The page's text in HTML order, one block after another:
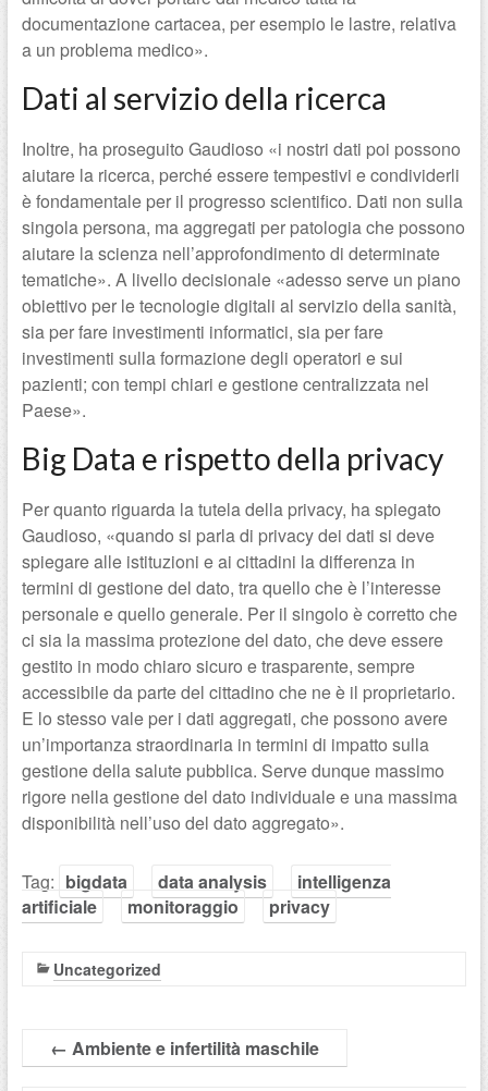
documentazione cartacea, per esempio le lastre, relativa
a un problema medico».
Dati al servizio della ricerca
Inoltre, ha proseguito Gaudioso «i nostri dati poi possono
aiutare la ricerca, perché essere tempestivi e condividerli
è fondamentale per il progresso scientifico. Dati non sulla
singola persona, ma aggregati per patologia che possono
aiutare la scienza nell’approfondimento di determinate
tematiche». A livello decisionale «adesso serve un piano
obiettivo per le tecnologie digitali al servizio della sanità,
sia per fare investimenti informatici, sia per fare
investimenti sulla formazione degli operatori e sui
pazienti; con tempi chiari e gestione centralizzata nel
Paese».
Big Data e rispetto della privacy
Per quanto riguarda la tutela della privacy, ha spiegato
Gaudioso, «quando si parla di privacy dei dati si deve
spiegare alle istituzioni e ai cittadini la differenza in
termini di gestione del dato, tra quello che è l’interesse
personale e quello generale. Per il singolo è corretto che
ci sia la massima protezione del dato, che deve essere
gestito in modo chiaro sicuro e trasparente, sempre
accessibile da parte del cittadino che ne è il proprietario.
E lo stesso vale per i dati aggregati, che possono avere
un’importanza straordinaria in termini di impatto sulla
gestione della salute pubblica. Serve dunque massimo
rigore nella gestione del dato individuale e una massima
disponibilità nell’uso del dato aggregato».
Tag: bigdata data analysis
intelligenza
artificiale
monitoraggio privacy
Uncategorized
← Ambiente e infertilità maschile